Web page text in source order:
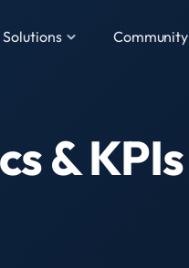
Solutions Community
& KPIs